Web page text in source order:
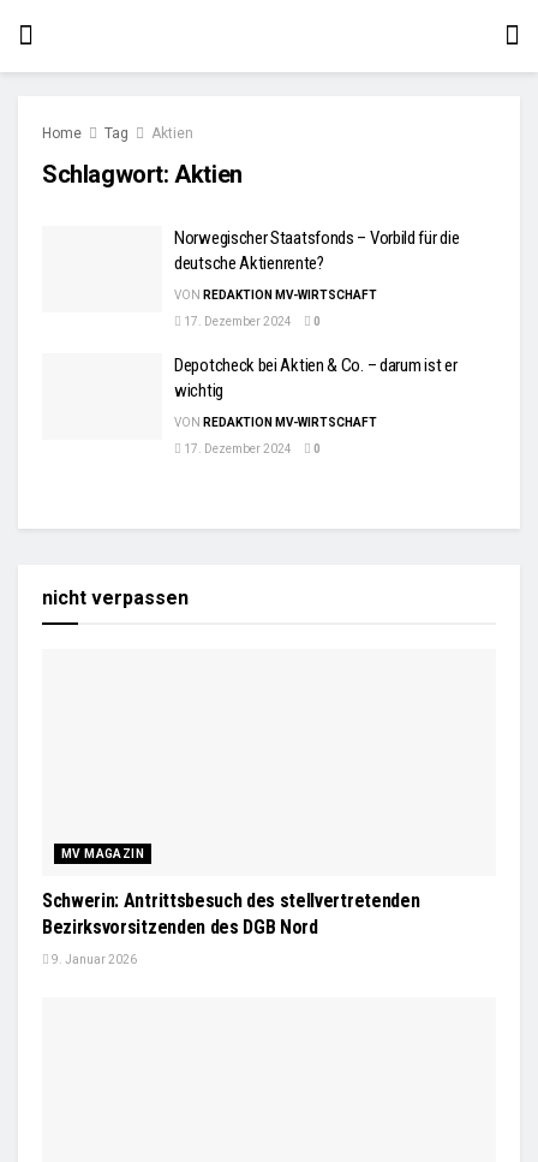
Home Tag Aktien
Schlagwort:Aktien
Norwegischer Staatsfonds – Vorbild für die
deutsche Aktienrente?
VON REDAKTION MV-WIRTSCHAFT
17. Dezember 2024
0
Depotcheck bei Aktien & Co. – darum ist er
wichtig
VON REDAKTION MV-WIRTSCHAFT
17. Dezember 2024
0
nicht verpassen
MV MAGAZIN
Schwerin: Antrittsbesuch des stellvertretenden
Bezirksvorsitzenden des DGB Nord
9. Januar 2026